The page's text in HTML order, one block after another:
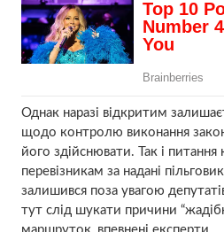
Однак наразі відкритим
щодо контролю виконання
його здійснювати. Так і питання
перевізникам за надані
залишився поза увагою
тут слід шукати причини